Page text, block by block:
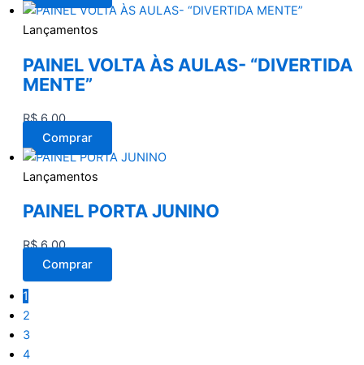
Lançamentos
PAINEL VOLTA ÀS AULAS- “DIVERTIDA
MENTE”
R$6,00
Comprar
Lançamentos
PAINEL PORTA JUNINO
R$6,00
Comprar
1
2
3
4